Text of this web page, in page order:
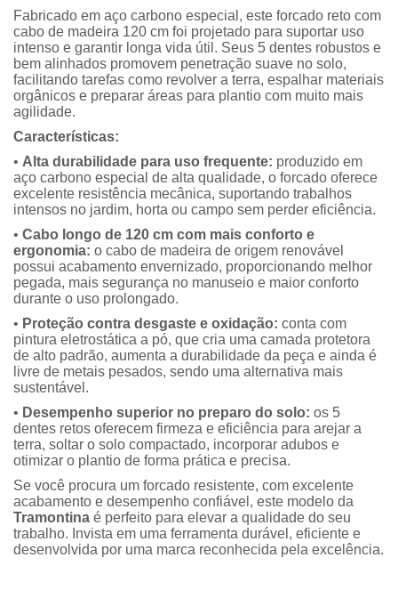
Fabricado em aço carbono especial, este forcado reto com
cabo de madeira 120 cm foi projetado para suportar uso
intenso e garantir longa vida útil. Seus 5 dentes robustos e
bem alinhados promovem penetração suave no solo,
facilitando tarefas como revolver a terra, espalhar materiais
orgânicos e preparar áreas para plantio com muito mais
agilidade.
Características:
• Alta durabilidade para uso frequente: produzido em
aço carbono especial de alta qualidade, o forcado oferece
excelente resistência mecânica, suportando trabalhos
intensos no jardim, horta ou campo sem perder eficiência.
• Cabo longo de 120 cm com mais conforto e
ergonomia: o cabo de madeira de origem renovável
possui acabamento envernizado, proporcionando melhor
pegada, mais segurança no manuseio e maior conforto
durante o uso prolongado.
• Proteção contra desgaste e oxidação: conta com
pintura eletrostática a pó, que cria uma camada protetora
de alto padrão, aumenta a durabilidade da peça e ainda é
livre de metais pesados, sendo uma alternativa mais
sustentável.
• Desempenho superior no preparo do solo: os 5
dentes retos oferecem firmeza e eficiência para arejar a
terra, soltar o solo compactado, incorporar adubos e
otimizar o plantio de forma prática e precisa.
Se você procura um forcado resistente, com excelente
acabamento e desempenho confiável, este modelo da
Tramontina é perfeito para elevar a qualidade do seu
trabalho. Invista em uma ferramenta durável, eficiente e
desenvolvida por uma marca reconhecida pela excelência.